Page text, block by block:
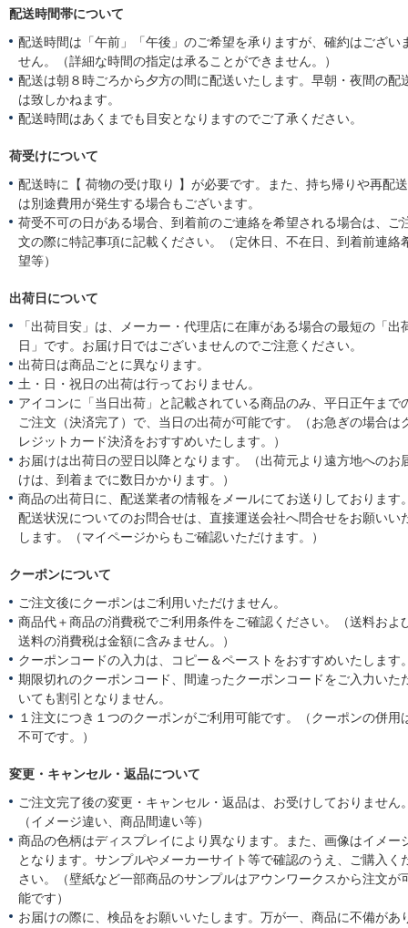
配送時間帯について
配送時間は「午前」「午後」のご希望を承りますが、確約はござい
せん。（詳細な時間の指定は承ることができません。）
配送は朝８時ごろから夕方の間に配送いたします。早朝・夜間の配
は致しかねます。
配送時間はあくまでも目安となりますのでご了承ください。
荷受けについて
配送時に【 荷物の受け取り 】が必要です。また、持ち帰りや再配
は別途費用が発生する場合もございます。
荷受不可の日がある場合、到着前のご連絡を希望される場合は、ご
文の際に特記事項に記載ください。（定休日、不在日、到着前連絡
望等）
出荷日について
「出荷目安」は、メーカー・代理店に在庫がある場合の最短の「出
日」です。お届け日ではございませんのでご注意ください。
出荷日は商品ごとに異なります。
土・日・祝日の出荷は行っておりません。
アイコンに「当日出荷」と記載されている商品のみ、平日正午まで
ご注文（決済完了）で、当日の出荷が可能です。（お急ぎの場合は
レジットカード決済をおすすめいたします。）
お届けは出荷日の翌日以降となります。（出荷元より遠方地へのお
けは、到着までに数日かかります。）
商品の出荷日に、配送業者の情報をメールにてお送りしております
配送状況についてのお問合せは、直接運送会社へ問合せをお願いい
します。（マイページからもご確認いただけます。）
クーポンについて
ご注文後にクーポンはご利用いただけません。
商品代＋商品の消費税でご利用条件をご確認ください。（送料およ
送料の消費税は金額に含みません。）
クーポンコードの入力は、コピー＆ペーストをおすすめいたします
期限切れのクーポンコード、間違ったクーポンコードをご入力いた
いても割引となりません。
１注文につき１つのクーポンがご利用可能です。（クーポンの併用
不可です。）
変更・キャンセル・返品について
ご注文完了後の変更・キャンセル・返品は、お受けしておりません
（イメージ違い、商品間違い等）
商品の色柄はディスプレイにより異なります。また、画像はイメー
となります。サンプルやメーカーサイト等で確認のうえ、ご購入く
さい。（壁紙など一部商品のサンプルはアウンワークスから注文が
能です）
お届けの際に、検品をお願いいたします。万が一、商品に不備があ